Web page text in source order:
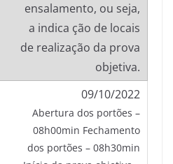
ensalamento, ou seja,
a indica ção de locais
de realização da prova
objetiva.
09/10/2022
Abertura dos portões –
08h00min Fechamento
dos portões – 08h30min